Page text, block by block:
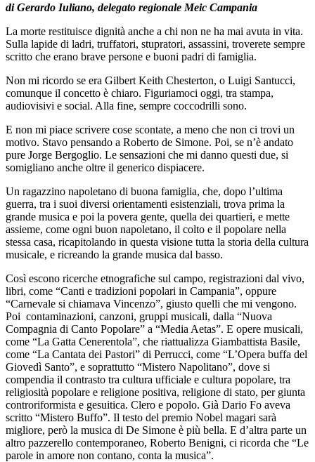
di Gerardo Iuliano, delegato regionale Meic Campania
La morte restituisce dignità anche a chi non ne ha mai avuta in vita.
Sulla lapide di ladri, truffatori, stupratori, assassini, troverete sempre
scritto che erano brave persone e buoni padri di famiglia.
Non mi ricordo se era Gilbert Keith Chesterton, o Luigi Santucci,
comunque il concetto è chiaro. Figuriamoci oggi, tra stampa,
audiovisivi e social. Alla fine, sempre coccodrilli sono.
E non mi piace scrivere cose scontate, a meno che non ci trovi un
motivo. Stavo pensando a Roberto de Simone. Poi, se n’è andato
pure Jorge Bergoglio. Le sensazioni che mi danno questi due, si
somigliano anche oltre il generico dispiacere.
Un ragazzino napoletano di buona famiglia, che, dopo l’ultima
guerra, tra i suoi diversi orientamenti esistenziali, trova prima la
grande musica e poi la povera gente, quella dei quartieri, e mette
assieme, come ogni buon napoletano, il colto e il popolare nella
stessa casa, ricapitolando in questa visione tutta la storia della cultura
musicale, e ricreando la grande musica dal basso.
Così escono ricerche etnografiche sul campo, registrazioni dal vivo,
libri, come “Canti e tradizioni popolari in Campania”, oppure
“Carnevale si chiamava Vincenzo”, giusto quelli che mi vengono.
Poi contaminazioni, canzoni, gruppi musicali, dalla “Nuova
Compagnia di Canto Popolare” a “Media Aetas”. E opere musicali,
come “La Gatta Cenerentola”, che riattualizza Giambattista Basile,
come “La Cantata dei Pastori” di Perrucci, come “L’Opera buffa del
Giovedì Santo”, e soprattutto “Mistero Napolitano”, dove si
compendia il contrasto tra cultura ufficiale e cultura popolare, tra
religiosità popolare e religione positiva, religione di stato, per giunta
controriformista e gesuitica. Clero e popolo. Già Dario Fo aveva
scritto “Mistero Buffo”. Il testo del premio Nobel magari sarà
migliore, però la musica di De Simone è più bella. E d’altra parte un
altro pazzerello contemporaneo, Roberto Benigni, ci ricorda che “Le
parole in amore non contano, conta la musica”.